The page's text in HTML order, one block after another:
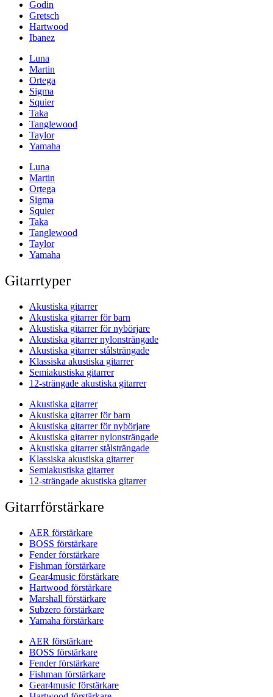
Godin
Gretsch
Hartwood
Ibanez
Luna
Martin
Ortega
Sigma
Squier
Taka
Tanglewood
Taylor
Yamaha
Luna
Martin
Ortega
Sigma
Squier
Taka
Tanglewood
Taylor
Yamaha
Gitarrtyper
Akustiska gitarrer
Akustiska gitarrer för barn
Akustiska gitarrer för nybörjare
Akustiska gitarrer nylonsträngade
Akustiska gitarrer stålsträngade
Klassiska akustiska gitarrer
Semiakustiska gitarrer
12-strängade akustiska gitarrer
Akustiska gitarrer
Akustiska gitarrer för barn
Akustiska gitarrer för nybörjare
Akustiska gitarrer nylonsträngade
Akustiska gitarrer stålsträngade
Klassiska akustiska gitarrer
Semiakustiska gitarrer
12-strängade akustiska gitarrer
Gitarrförstärkare
AER förstärkare
BOSS förstärkare
Fender förstärkare
Fishman förstärkare
Gear4music förstärkare
Hartwood förstärkare
Marshall förstärkare
Subzero förstärkare
Yamaha förstärkare
AER förstärkare
BOSS förstärkare
Fender förstärkare
Fishman förstärkare
Gear4music förstärkare